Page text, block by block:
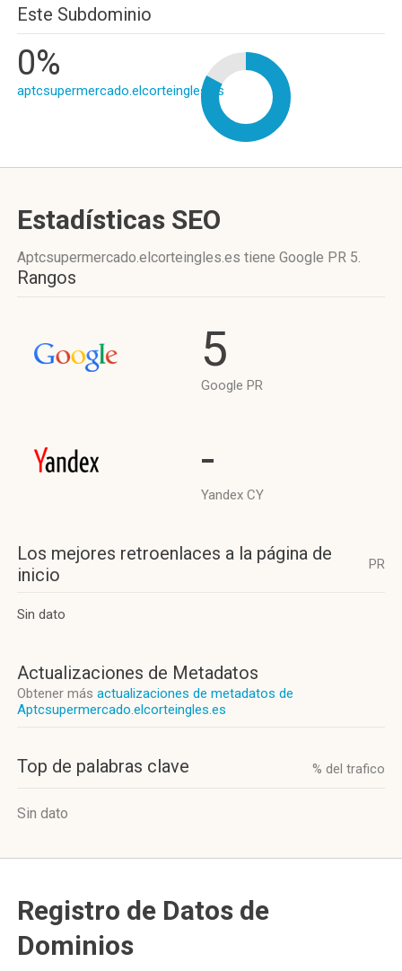
Este Subdominio
0%
aptcsupermercado.elcorteingles.es
Estadísticas SEO
Aptcsupermercado.elcorteingles.es tiene Google PR 5.
Rangos
5
Google PR
-
Yandex CY
Los mejores retroenlaces a la página de
inicio
PR
Sin dato
Actualizaciones de Metadatos
Obtener más actualizaciones de metadatos de
Aptcsupermercado.elcorteingles.es
Top de palabras clave % del trafico
Sin dato
Registro de Datos de
Dominios